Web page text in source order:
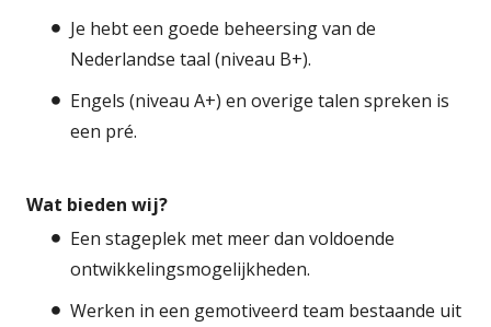
Je hebt een goede beheersing van de
Nederlandse taal (niveau B+).
Engels (niveau A+) en overige talen spreken is
een pré.
Wat bieden wij?
Een stageplek met meer dan voldoende
ontwikkelingsmogelijkheden.
Werken in een gemotiveerd team bestaande uit